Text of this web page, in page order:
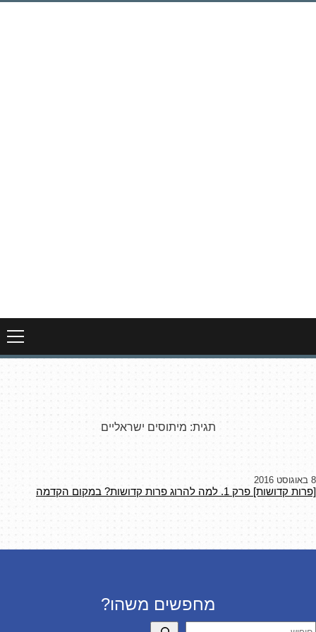
לדלג
תגית: מיתוסים ישראליים
8 באוגוסט 2016
[פרות קדושות] פרק 1. למה להרוג פרות קדושות? במקום הקדמה
מחפשים משהו?